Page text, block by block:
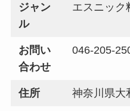
ジャン
ル
エスニック
お問い
合わせ
046-205-
住所 神奈川県大